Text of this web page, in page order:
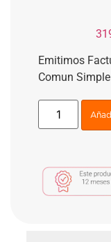
Emitimos
Comun